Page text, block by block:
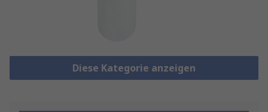
Diese Kategorie anzeigen